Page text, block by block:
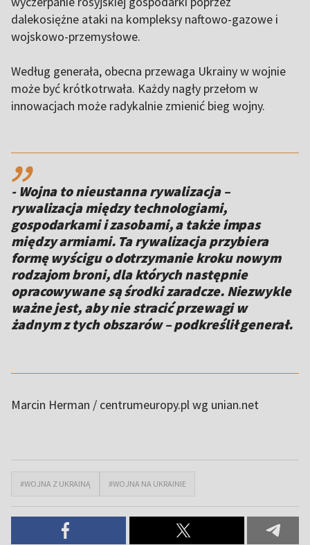
dalekosiężne ataki na kompleksy naftowo-gazowe i
wojskowo-przemysłowe.
Według generała, obecna przewaga Ukrainy w wojnie
może być krótkotrwała. Każdy nagły przełom w
innowacjach może radykalnie zmienić bieg wojny.
,,
- Wojna to nieustanna rywalizacja –
rywalizacja między technologiami,
gospodarkami i zasobami, a także impas
między armiami. Ta rywalizacja przybiera
formę wyścigu o dotrzymanie kroku nowym
rodzajom broni, dla których następnie
opracowywane są środki zaradcze. Niezwykle
ważne jest, aby nie stracić przewagi w
żadnym z tych obszarów – podkreślił generał.
Marcin Herman / centrumeuropy.pl wg unian.net
#WOJNA Z UKRAINĄ #WOJNA NA UKRAINIE